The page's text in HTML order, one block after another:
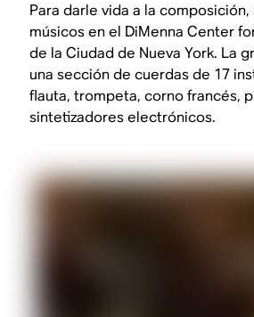
Para darle vida a la
músicos en el DiMenna Center
de la Ciudad de Nueva York. La
una sección de cuerdas de 17
flauta, trompeta, corno francés,
sintetizadores electrónicos.